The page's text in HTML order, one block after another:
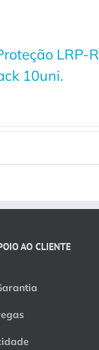
LRP-R
10uni.
AO CLIENTE